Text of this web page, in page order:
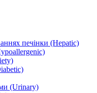
печінки (Hepatic)
(Urinary)